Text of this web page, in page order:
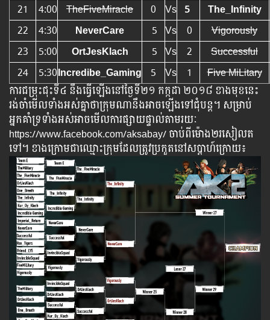
21
4:00 TheFiveMiracle 0 Vs 5
The_Infinity
22
4:30 NeverCare 5 Vs 0
Vigorously
23
5:00 OrtJesKlach 5 Vs 2
Successful
24
5:30Incredibe_Gaming 5 Vs 1 Five MiLitary
ការជម្រុះជុះទី៤ នឹងធ្វើឡើងនៅថ្ងៃទី២១ កក្កដា ២០១៨ ខាងមុខនេះ
រង់ចាំមើលទាំងអស់គ្នាថាក្រុមណានឹងអាចឡើងទៅជុំបន្ត។ សម្រាប់
អ្នកគាំទ្រទាំងអស់អាចមើលការផ្សាយផ្ទាល់តាមរយៈ
https://www.facebook.com/aksabay/ ចាប់ពីម៉ោង២រសៀលត
ទៅ។ ខាងក្រោមជាឈ្មោះក្រុមដែលត្រូវប្រកួតនៅសប្តាហ៍ក្រោយ៖